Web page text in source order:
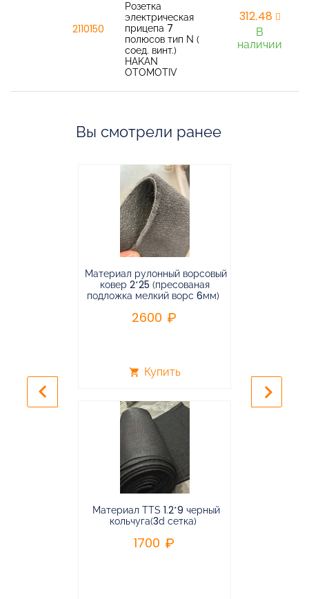
2110150
Розетка
электрическая
прицепа 7
полюсов тип N (
соед. винт.)
HAKAN
OTOMOTIV
312,48
В
наличии
Вы смотрели ранее
Материал рулонный ворсовый
ковер 2*25 (пресованая
подложка мелкий ворс 6мм)
2600
shopping_cart Купить
Материал TTS 1.2*9 черный
кольчуга(3d сетка)
1700
keyboard_arrow_left keyboard_arrow_right